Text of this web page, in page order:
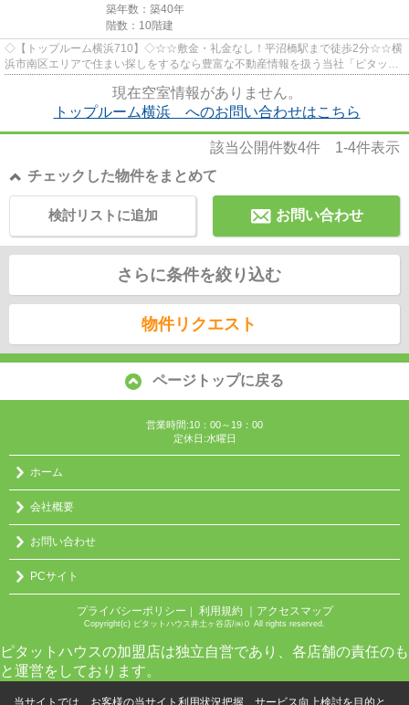
築年数：築40年
階数：10階建
◇【トップルーム横浜710】◇☆☆敷金・礼金なし！平沼橋駅まで徒歩2分☆☆横
浜市南区エリアで住まい探しをするなら豊富な不動産情報を扱う当社「ピタット
現在空室情報がありません。
トップルーム横浜 へのお問い合わせはこちら
該当公開件数4件 1-4件表示
チェックした物件をまとめて
お問い合わせ
検討リストに追加
さらに条件を絞り込む
物件リクエスト
ページトップに戻る
営業時間:10：00～19：00
定休日:水曜日
ホーム
会社概要
お問い合わせ
PCサイト
プライバシーポリシー ｜ 利用規約 ｜アクセスマップ
Copyright(c) ピタットハウス井土ヶ谷店/㈱０ All rights reserved.
ピタットハウスの加盟店は独立自営であり、各店舗の責任のも
と運営をしております。
当サイトでは、お客様の当サイト利用状況把握、サービス向上検討を目的と